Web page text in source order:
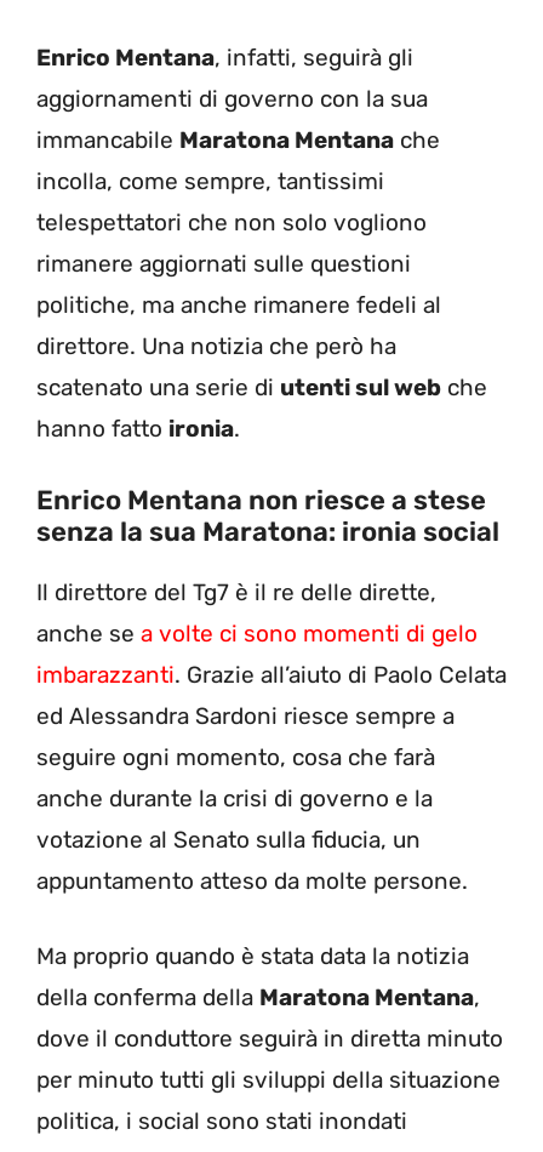
Enrico Mentana, infatti, seguirà gli
aggiornamenti di governo con la sua
immancabile Maratona Mentana che
incolla, come sempre, tantissimi
telespettatori che non solo vogliono
rimanere aggiornati sulle questioni
politiche, ma anche rimanere fedeli al
direttore. Una notizia che però ha
scatenato una serie di utenti sul web che
hanno fatto ironia.
Enrico Mentana non riesce a stese
senza la sua Maratona: ironia social
Il direttore del Tg7 è il re delle dirette,
anche se a volte ci sono momenti di gelo
imbarazzanti. Grazie all’aiuto di Paolo Celata
ed Alessandra Sardoni riesce sempre a
seguire ogni momento, cosa che farà
anche durante la crisi di governo e la
votazione al Senato sulla fiducia, un
appuntamento atteso da molte persone.
Ma proprio quando è stata data la notizia
della conferma della Maratona Mentana,
dove il conduttore seguirà in diretta minuto
per minuto tutti gli sviluppi della situazione
politica, i social sono stati inondati